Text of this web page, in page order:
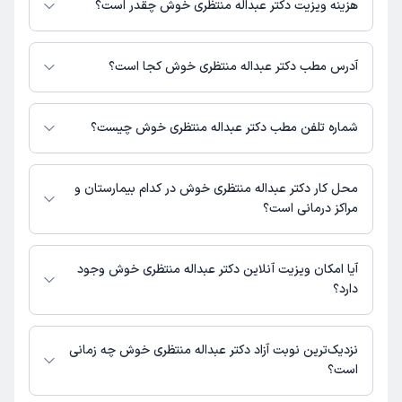
هزینه ویزیت دکتر عبداله منتظری خوش چقدر است؟
برای اطلاع از هزینه ویزیت دکتر عبداله منتظری خوش، لازم است با مطب تماس
بگیرید.آدرس مطب دکتر عبداله منتظری خوش کجا است؟
دکتر عبداله منتظری خوش 1 مطب فعال دارند. آدرس مطب‌های دکتر عبداله
منتظری خوش به شرح زیر است.
شماره تلفن مطب دکتر عبداله منتظری خوش چیست؟
مطب خیابان بیمارستان : 08734267170
محل کار دکتر عبداله منتظری خوش در کدام بیمارستان و
مراکز درمانی است؟
اطلاعاتی درباره محل فعالیت دکتر عبداله منتظری خوش در مراکز درمانی در
دسترس نیست.
آیا امکان ویزیت آنلاین دکتر عبداله منتظری خوش وجود
دارد؟
در حال حاضر اطلاعاتی درباره ارائه ویزیت آنلاین توسط دکتر عبداله منتظری
خوش در دسترس نیست. برای دریافت اطلاعات دقیق‌تر، لطفاً با مطب تماس
بگیرید.
نزدیک‌ترین نوبت آزاد دکتر عبداله منتظری خوش چه زمانی
است؟